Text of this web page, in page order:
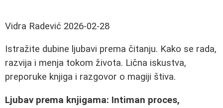
Vidra Radević 2026-02-28
Istražite dubine ljubavi prema čitanju. Kako se rada,
razvija i menja tokom života. Lična iskustva,
preporuke knjiga i razgovor o magiji štiva.
Ljubav prema knjigama: Intiman proces,